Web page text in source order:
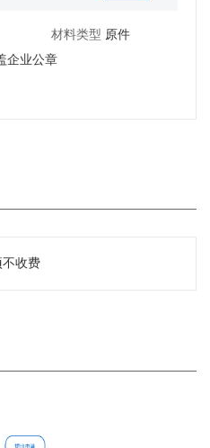
材料类型：原件
企业公章
不收费